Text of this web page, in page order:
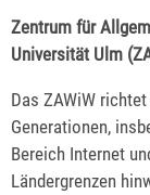
Zentrum für
Universität Ulm
Das ZAWiW
Generationen,
Bereich Internet
Ländergrenzen